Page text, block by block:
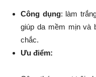
Công dụng: làm
giúp da mềm mịn và
chắc.
Ưu điểm: